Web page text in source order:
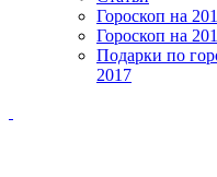
Гороскоп на
Гороскоп на
Подарки по
2017